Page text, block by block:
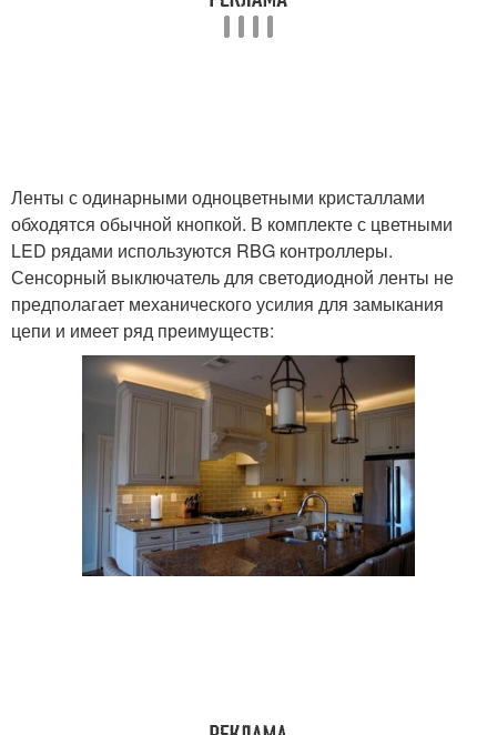
Ленты с одинарными одноцветными кристаллами
обходятся обычной кнопкой. В комплекте с цветными
LED рядами используются RBG контроллеры.
Сенсорный выключатель для светодиодной ленты не
предполагает механического усилия для замыкания
цепи и имеет ряд преимуществ: